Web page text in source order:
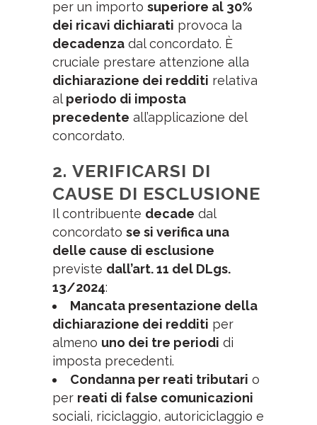
per un importo superiore al 30%
dei ricavi dichiarati provoca la
decadenza dal concordato. È
cruciale prestare attenzione alla
dichiarazione dei redditi relativa
alperiodo di imposta
precedente all’applicazione del
concordato.
2. VERIFICARSI DI
CAUSE DI ESCLUSIONE
Il contribuente decade dal
concordato se si verifica una
delle cause di esclusione
previste dall’art. 11 del DLgs.
13/2024:
Mancata presentazione della
dichiarazione dei redditi per
almeno uno dei tre periodi di
imposta precedenti.
Condanna per reati tributari o
per reati di false comunicazioni
sociali, riciclaggio, autoriciclaggio e